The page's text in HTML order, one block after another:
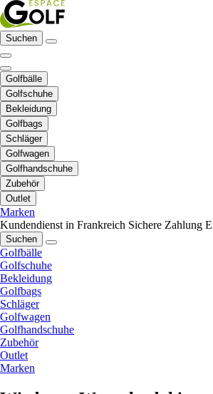
Suchen
Golfbälle
Golfschuhe
Bekleidung
Golfbags
Schläger
Golfwagen
Golfhandschuhe
Zubehör
Outlet
Marken
Kundendienst in Frankreich Sichere Zahlung
Suchen
Golfbälle
Golfschuhe
Bekleidung
Golfbags
Schläger
Golfwagen
Golfhandschuhe
Zubehör
Outlet
Marken